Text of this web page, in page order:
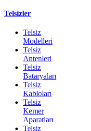
Telsizler
Telsiz
Modelleri
Telsiz
Antenleri
Telsiz
Bataryaları
Telsiz
Kabloları
Telsiz
Kemer
Aparatları
Telsiz